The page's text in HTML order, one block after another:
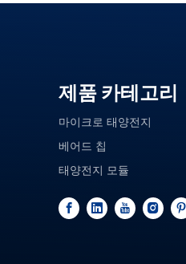
제품 카테고리
마이크로 태양전지
베어드 칩
태양전지 모듈